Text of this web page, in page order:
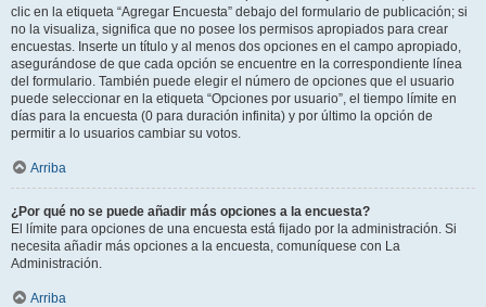
clic en la etiqueta “Agregar Encuesta” debajo del formulario de publicación; si
no la visualiza, significa que no posee los permisos apropiados para crear
encuestas. Inserte un título y al menos dos opciones en el campo apropiado,
asegurándose de que cada opción se encuentre en la correspondiente línea
del formulario. También puede elegir el número de opciones que el usuario
puede seleccionar en la etiqueta “Opciones por usuario”, el tiempo límite en
días para la encuesta (0 para duración infinita) y por último la opción de
permitir a lo usuarios cambiar su votos.
Arriba
¿Por qué no se puede añadir más opciones a la encuesta?
El límite para opciones de una encuesta está fijado por la administración. Si
necesita añadir más opciones a la encuesta, comuníquese con La
Administración.
Arriba